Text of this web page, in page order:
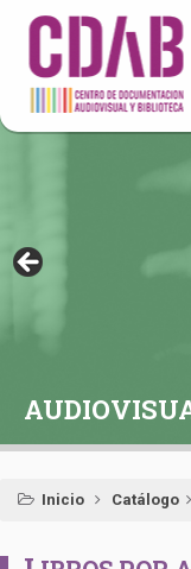
DOCUMENTA DRAMÁTICAS
Inicio Catálogo